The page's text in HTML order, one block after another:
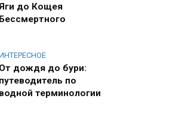
Яги до Кощея
Бессмертного
От дождя до бури:
путеводитель по
водной терминологии